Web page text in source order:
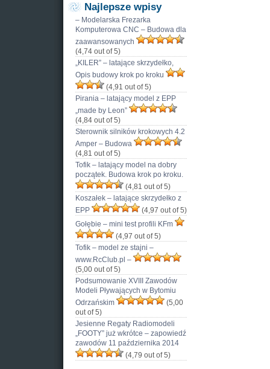
Najlepsze wpisy
– Modelarska Frezarka
Komputerowa CNC – Budowa dla
zaawansowanych
(4,74 out of 5)
„KILER” – latające skrzydełko,
Opis budowy krok po kroku
(4,91 out of 5)
Pirania – latający model z EPP
„made by Leon”
(4,84 out of 5)
Sterownik silników krokowych 4.2
Amper – Budowa
(4,81 out of 5)
Tofik – latający model na dobry
początek. Budowa krok po kroku.
(4,81 out of 5)
Koszałek – latające skrzydełko z
EPP
(4,97 out of 5)
Gołębie – mini test profili KFm
(4,97 out of 5)
Tofik – model ze stajni –
www.RcClub.pl –
(5,00 out of 5)
Podsumowanie XVIII Zawodów
Modeli Pływających w Bytomiu
Odrzańskim
(5,00
out of 5)
Jesienne Regaty Radiomodeli
„FOOTY” już wkrótce – zapowiedź
zawodów 11 października 2014
(4,79 out of 5)